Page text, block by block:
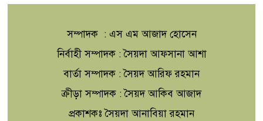
সম্পাদক : এস এম আজাদ হোসেন
নির্বাহী সম্পাদক : সৈয়দা আফসানা আশা
বার্তা সম্পাদক : সৈয়দ আরিফ রহমান
ক্রীড়া সম্পাদক : সৈয়দ আকিব আজাদ
প্রকাশকঃ সৈয়দা আনাবিয়া রহমান